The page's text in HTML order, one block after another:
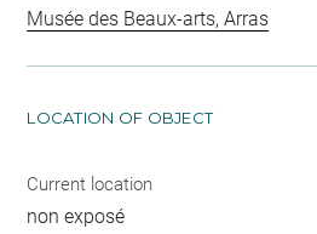
Musée des Beaux-arts, Arras
LOCATION OF OBJECT
Current location
non exposé